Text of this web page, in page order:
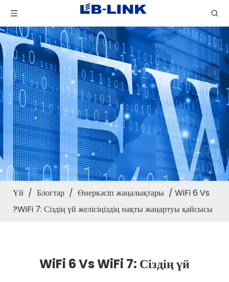
Үй / Блогтар / Өнеркәсіп жаңалықтары / WiFi 6 Vs
WiFi 7: Сіздің үй желісіңіздің нақты жаңартуы қайсысы?
WiFi 6 Vs WiFi 7: Сіздің үй